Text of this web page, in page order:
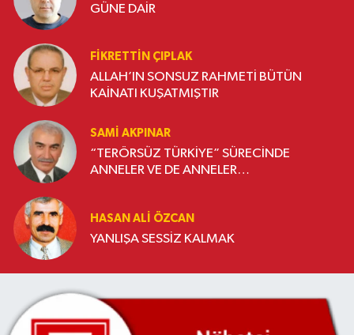
GÜNE DAİR
FIKRETTIN ÇIPLAK
ALLAH’IN SONSUZ RAHMETİ BÜTÜN
KAİNATI KUŞATMIŞTIR
SAMI AKPINAR
“TERÖRSÜZ TÜRKİYE” SÜRECİNDE
ANNELER VE DE ANNELER…
HASAN ALI ÖZCAN
YANLIŞA SESSİZ KALMAK